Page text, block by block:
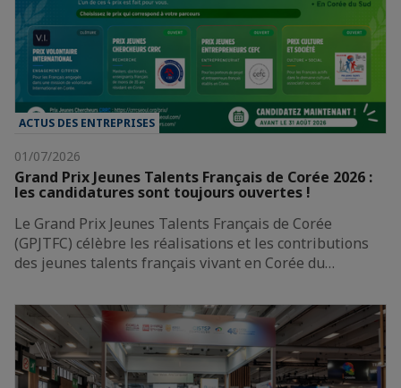
ACTUS DES ENTREPRISES
01/07/2026
Grand Prix Jeunes Talents Français de Corée 2026 :
les candidatures sont toujours ouvertes !
Le Grand Prix Jeunes Talents Français de Corée
(GPJTFC) célèbre les réalisations et les contributions
des jeunes talents français vivant en Corée du…